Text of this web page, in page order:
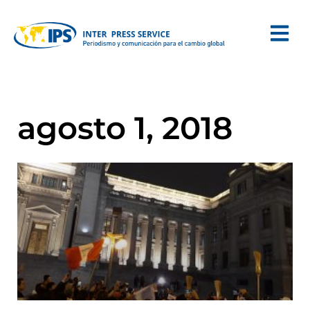
agosto 1, 2018